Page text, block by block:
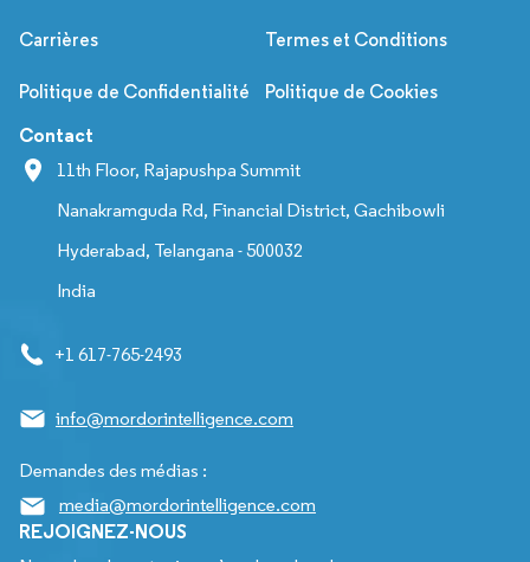
Carrières Termes et Conditions
Politique de Confidentialité Politique de Cookies
Contact
11th Floor, Rajapushpa Summit
Nanakramguda Rd, Financial District, Gachibowli
Hyderabad, Telangana - 500032
India
+1 617-765-2493
info@mordorintelligence.com
Demandes des médias :
media@mordorintelligence.com
REJOIGNEZ-NOUS